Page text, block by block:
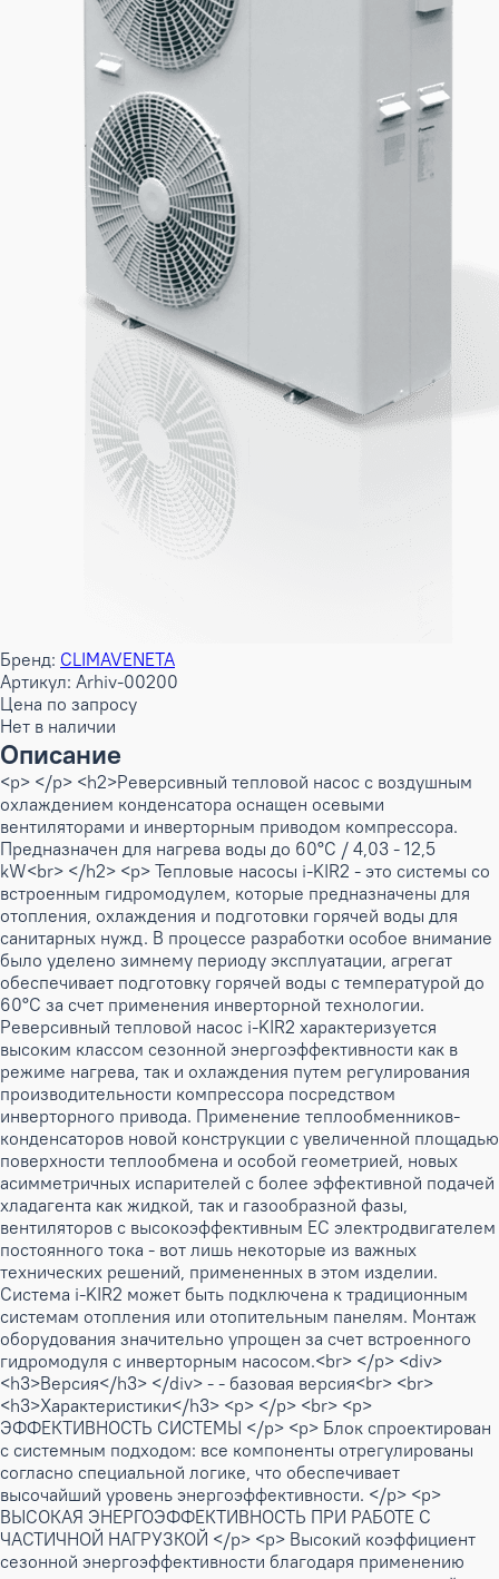
Бренд: CLIMAVENETA
Артикул: Arhiv-00200
Цена по запросу
Нет в наличии
Описание
<p> </p> <h2>Реверсивный тепловой насос с воздушным
охлаждением конденсатора оснащен осевыми
вентиляторами и инверторным приводом компрессора.
Предназначен для нагрева воды до 60°C / 4,03 - 12,5
kW<br> </h2> <p> Тепловые насосы i-KIR2 - это системы со
встроенным гидромодулем, которые предназначены для
отопления, охлаждения и подготовки горячей воды для
санитарных нужд. В процессе разработки особое внимание
было уделено зимнему периоду эксплуатации, агрегат
обеспечивает подготовку горячей воды с температурой до
60°C за счет применения инверторной технологии.
Реверсивный тепловой насос i-KIR2 характеризуется
высоким классом сезонной энергоэффективности как в
режиме нагрева, так и охлаждения путем регулирования
производительности компрессора посредством
инверторного привода. Применение теплообменников-
конденсаторов новой конструкции с увеличенной площадью
поверхности теплообмена и особой геометрией, новых
асимметричных испарителей с более эффективной подачей
хладагента как жидкой, так и газообразной фазы,
вентиляторов с высокоэффективным ЕС электродвигателем
постоянного тока - вот лишь некоторые из важных
технических решений, примененных в этом изделии.
Система i-KIR2 может быть подключена к традиционным
системам отопления или отопительным панелям. Монтаж
оборудования значительно упрощен за счет встроенного
гидромодуля с инверторным насосом.<br> </p> <div>
<h3>Версия</h3> </div> - - базовая версия<br> <br>
<h3>Характеристики</h3> <p> </p> <br> <p>
ЭФФЕКТИВНОСТЬ СИСТЕМЫ </p> <p> Блок спроектирован
с системным подходом: все компоненты отрегулированы
согласно специальной логике, что обеспечивает
высочайший уровень энергоэффективности. </p> <p>
ВЫСОКАЯ ЭНЕРГОЭФФЕКТИВНОСТЬ ПРИ РАБОТЕ С
ЧАСТИЧНОЙ НАГРУЗКОЙ </p> <p> Высокий коэффициент
сезонной энергоэффективности благодаря применению